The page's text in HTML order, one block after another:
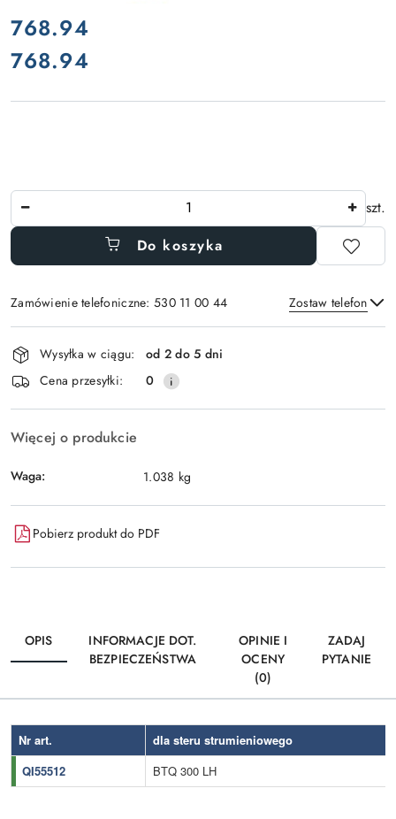
cena:
768.94
Cena:
768.94
Ilość
szt.
Do koszyka
Zamówienie telefoniczne: 530 11 00 44 Zostaw telefon
Wyślij
Dostępność
i
dostawa
Wysyłka w ciągu:
od 2 do 5 dni
Cena przesyłki:
0
Więcej o produkcie
Waga: 1.038 kg
Pobierz produkt do PDF
OPIS
INFORMACJE DOT.
BEZPIECZEŃSTWA
OPINIE I
OCENY
(0)
ZADAJ
PYTANIE
Nr art.
dla steru strumieniowego
QI55512
BTQ 300 LH